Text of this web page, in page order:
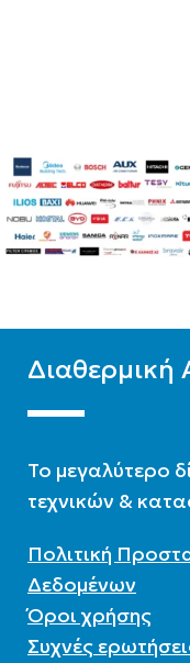
ΤΕΧΝΟΛΟΓΊΑ
Ψύξη-Θέρμανση με
δυνατότητα ΖΝΧ
Διαθερμική
To μεγαλύτερο
τεχνικών &
Πολιτική
Δεδομένων
Όροι χρήσης
Συχνές